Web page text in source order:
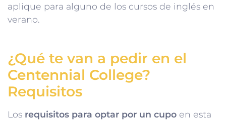
aplique para alguno de los cursos de inglés en
verano.
¿Qué te van a pedir en el
Centennial College?
Requisitos
Los requisitos para optar por un cupo en esta